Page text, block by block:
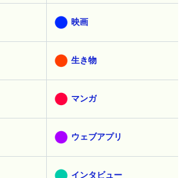
映画
生き物
マンガ
ウェブアプリ
インタビュー